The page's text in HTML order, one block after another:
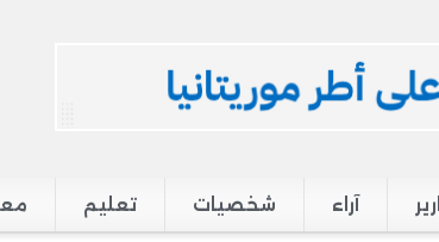
آراء شخصيات تعليم